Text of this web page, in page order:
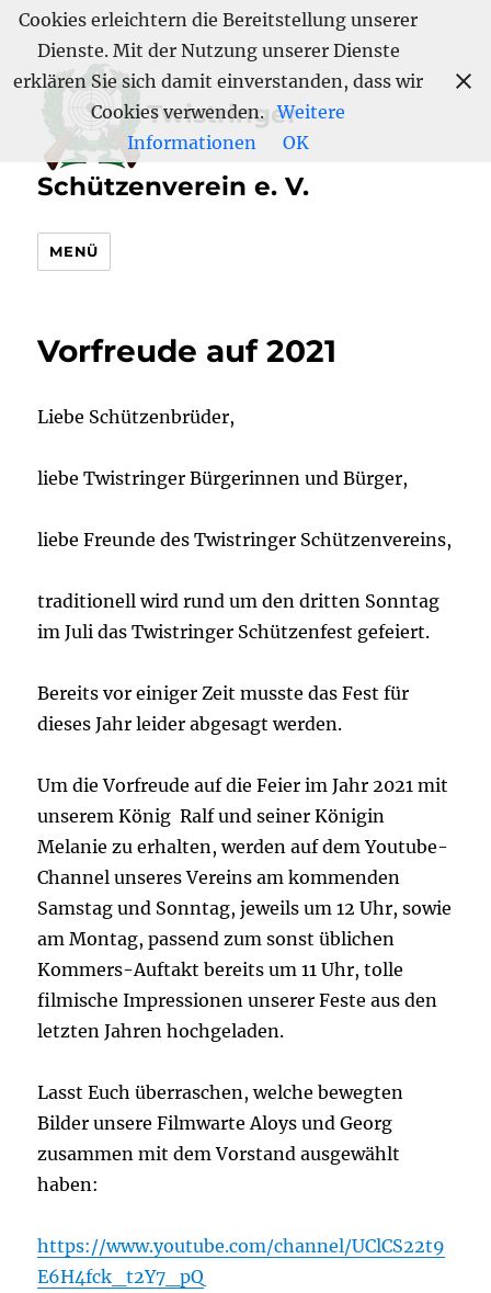
Twistringer
Schützenverein e. V.
MENÜ
Vorfreude auf 2021
Liebe Schützenbrüder,
liebe Twistringer Bürgerinnen und Bürger,
liebe Freunde des Twistringer Schützenvereins,
traditionell wird rund um den dritten Sonntag
im Juli das Twistringer Schützenfest gefeiert.
Bereits vor einiger Zeit musste das Fest für
dieses Jahr leider abgesagt werden.
Um die Vorfreude auf die Feier im Jahr 2021 mit
unserem König Ralf und seiner Königin
Melanie zu erhalten, werden auf dem Youtube-
Channel unseres Vereins am kommenden
Samstag und Sonntag, jeweils um 12 Uhr, sowie
am Montag, passend zum sonst üblichen
Kommers-Auftakt bereits um 11 Uhr, tolle
filmische Impressionen unserer Feste aus den
letzten Jahren hochgeladen.
Lasst Euch überraschen, welche bewegten
Bilder unsere Filmwarte Aloys und Georg
zusammen mit dem Vorstand ausgewählt
haben:
https://www.youtube.com/channel/UClCS22t9
E6H4fck_t2Y7_pQ
Cookies erleichtern die Bereitstellung unserer
Dienste. Mit der Nutzung unserer Dienste
erklären Sie sich damit einverstanden, dass wir
Cookies verwenden. Weitere
Informationen
OK